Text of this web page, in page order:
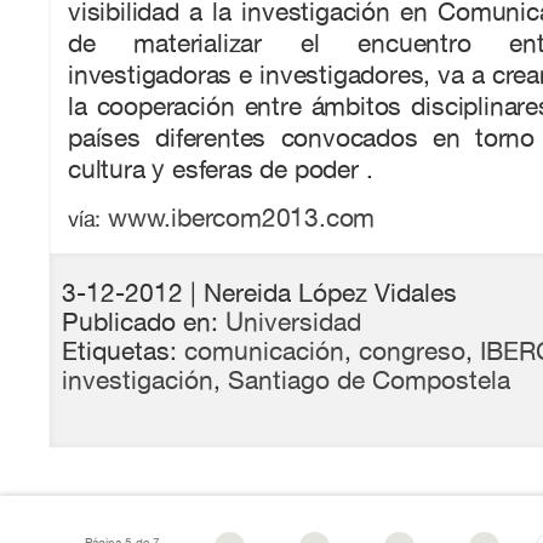
visibilidad a la investigación en
de materializar el encuentro
investigadoras e investigadores, va a
la cooperación entre ámbitos
países diferentes convocados en
cultura y esferas de poder .
vía: www.ibercom2013.com
3-12-2012
| Nereida López Vidales
Publicado en: Universidad
Etiquetas: comunicación, congreso,
investigación, Santiago de Compostela